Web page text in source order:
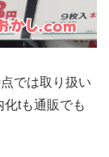
では取り扱い
tも通販でも